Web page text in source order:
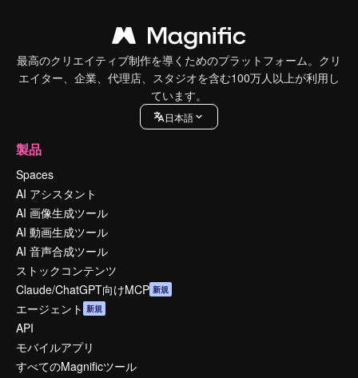
最高のクリエイティブ制作を導くためのプラットフォーム。クリ
エイター、企業、代理店、スタジオを含む100万人以上が利用し
ています。
日本語
製品
Spaces
AI アシスタント
AI 画像生成ツール
AI 動画生成ツール
AI 音声合成ツール
ストックコンテンツ
Claude/ChatGPT向けMCP 新規
エージェント 新規
API
モバイルアプリ
すべてのMagnificツール